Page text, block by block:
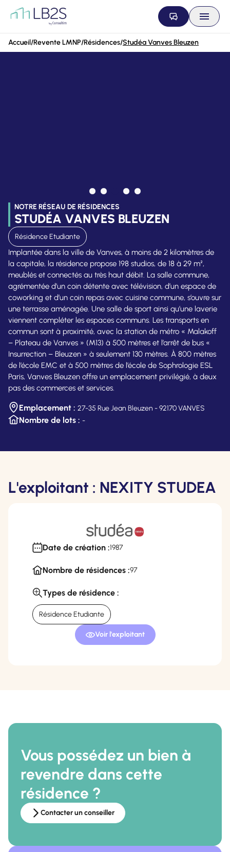
Aller au contenu
Accueil/Revente LMNP/Résidences/Studéa Vanves Bleuzen
NOTRE RÉSEAU DE RÉSIDENCES
STUDÉA VANVES BLEUZEN
Résidence Etudiante
Implantée dans la ville de Vanves, à moins de 2 kilomètres de
la capitale, la résidence propose 198 studios, de 18 à 29 m²,
meublés et connectés au très haut débit. La salle commune,
agrémentée d’un coin détente avec télévision, d’un espace de
coworking et d’un coin repas avec cuisine commune, s’ouvre sur
une terrasse aménagée. Une salle de sport ainsi qu’une laverie
viennent compléter les espaces communs. Les transports en
commun sont à proximité, avec la station de métro « Malakoff
– Plateau de Vanves » (M13) à 500 mètres et l’arrêt de bus «
Insurrection – Bleuzen » à seulement 130 mètres. À 800 mètres
de l’école EMC et à 500 mètres de l’école de Sophrologie ESL
Paris, Vanves Bleuzen offre un emplacement privilégié, à deux
pas des commerces et services.
Emplacement : 27-35 Rue Jean Bleuzen - 92170 VANVES
Nombre de lots : -
L'exploitant : NEXITY STUDEA
Date de création :1987
Nombre de résidences :97
Types de résidence :
Résidence Etudiante
Voir l'exploitant
Vous possédez un bien à
revendre dans cette
résidence ?
Contacter un conseiller